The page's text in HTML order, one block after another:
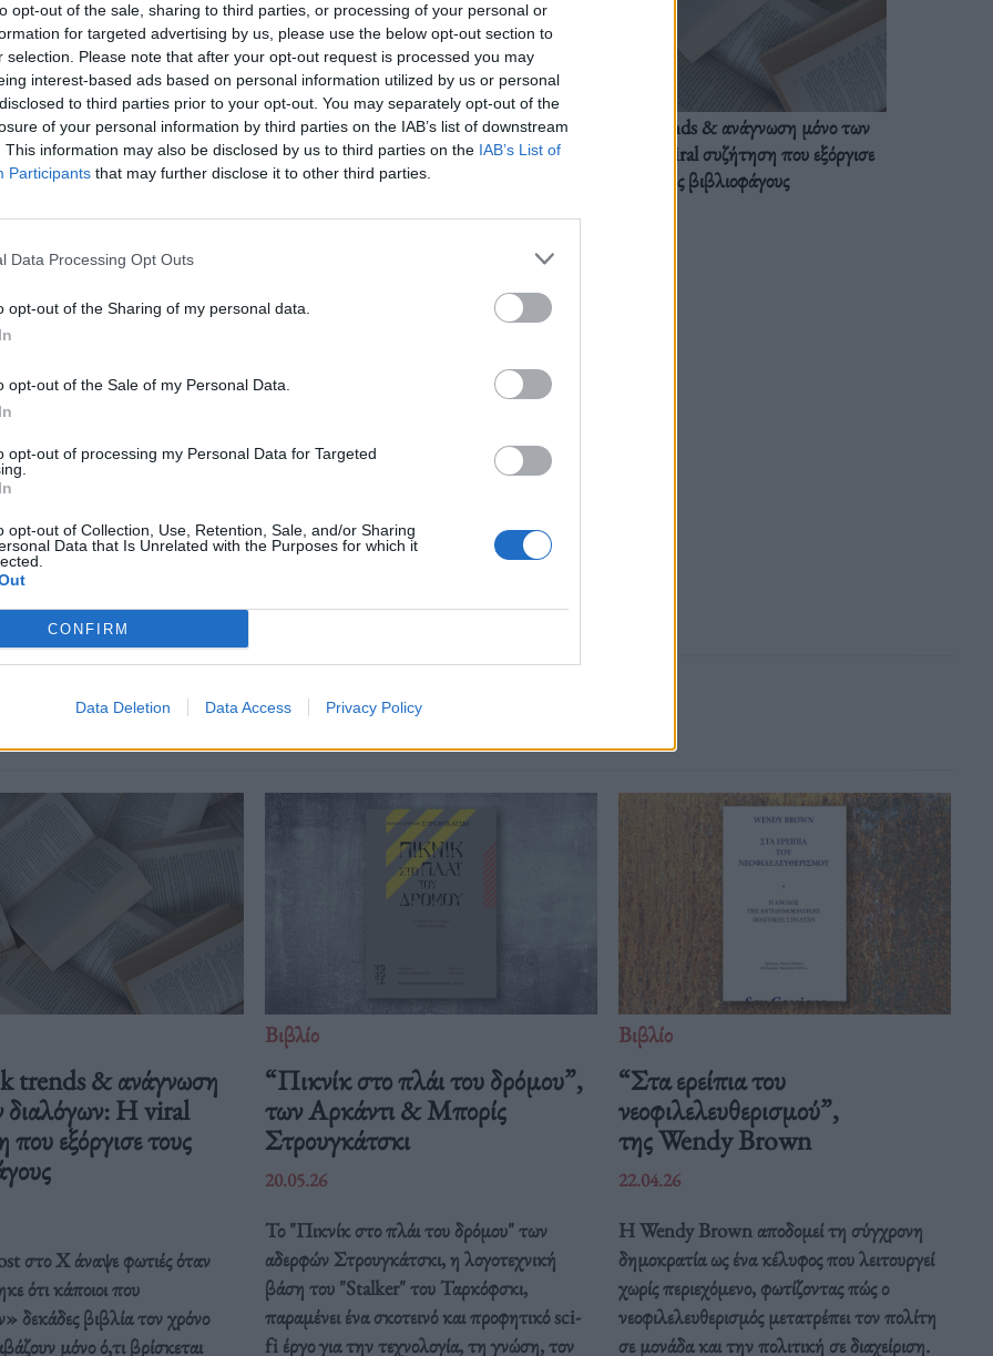
opt-out of the sale, sharing to third parties, or processing of your personal or
for targeted advertising by us, please use the below opt-out section to
selection. Please note that after your opt-out request is processed you may
interest-based ads based on personal information utilized by us or personal
to third parties prior to your opt-out. You may separately opt-out of the
of your personal information by third parties on the IAB’s list of downstream
This information may also be disclosed by us to third parties on the IAB’s List of
Participants that may further disclose it to other third parties.
Data Processing Opt Outs
opt-out of the Sharing of my personal data.
opt-out of the Sale of my Personal Data.
opt-out of processing my Personal Data for Targeted
opt-out of Collection, Use, Retention, Sale, and/or Sharing
Data that Is Unrelated with the Purposes for which it
CONFIRM
Data Deletion Data Access Privacy Policy
Άλλα, με την αισθητική
καταφέρνει και τα δύο, και με
βιβλίο,
BookTok trends & ανάγνωση μόνο των
διαλόγων: Η viral συζήτηση που εξόργισε
τους βιβλιοφάγους
Δείτε επίσης
trends & ανάγνωση
διαλόγων: Η viral
που εξόργισε τους
στο X άναψε φωτιές όταν
ότι κάποιοι που
δεκάδες βιβλία τον χρόνο
μόνο ό,τι βρίσκεται
Βιβλίο
“Πικνίκ στο πλάι του δρόμου”,
των Αρκάντι & Μπορίς
Στρουγκάτσκι
20.05.26
Το "Πικνίκ στο πλάι του δρόμου" των
αδερφών Στρουγκάτσκι, η λογοτεχνική
βάση του "Stalker" του Ταρκόφσκι,
παραμένει ένα σκοτεινό και προφητικό sci-
fi έργο για την τεχνολογία, τη γνώση, τον
Βιβλίο
“Στα ερείπια του
νεοφιλελευθερισμού”,
της Wendy Brown
22.04.26
Η Wendy Brown αποδομεί τη σύγχρονη
δημοκρατία ως ένα κέλυφος που λειτουργεί
χωρίς περιεχόμενο, φωτίζοντας πώς ο
νεοφιλελευθερισμός μετατρέπει τον πολίτη
σε μονάδα και την πολιτική σε διαχείριση.